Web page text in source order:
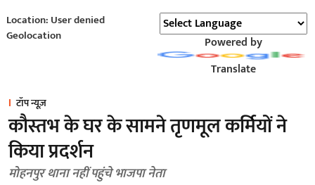
Location: User denied
Geolocation
Powered by
Translate
टॉप न्यूज़
कौस्तभ के घर के सामने तृणमूल कर्मियों ने
किया प्रदर्शन
मोहनपुर थाना नहीं पहुंचे भाजपा नेता